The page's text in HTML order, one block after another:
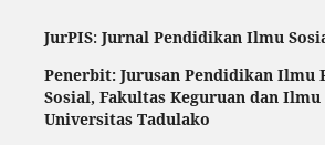
JurPIS: Jurnal Pendidikan Ilmu
Penerbit: Jurusan Pendidikan Ilmu
Sosial, Fakultas Keguruan dan
Universitas Tadulako